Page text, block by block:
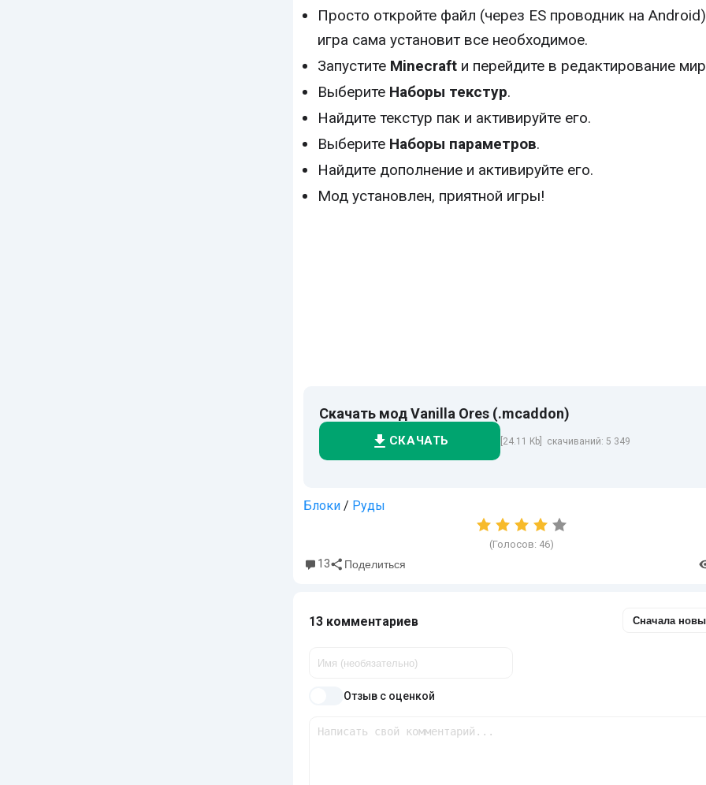
Просто откройте файл (через ES проводник на
игра сама установит все необходимое.
Запустите Minecraft и перейдите в редактирование
Выберите Наборы текстур.
Найдите текстур пак и активируйте его.
Выберите Наборы параметров.
Найдите дополнение и активируйте его.
Мод установлен, приятной игры!
Скачать мод Vanilla Ores (.mcaddon)
СКАЧАТЬ [24.11 Kb] скачиваний: 5 349
Блоки / Руды
(Голосов: 46)
13 Поделиться
13 комментариев Сначала
Отзыв с оценкой